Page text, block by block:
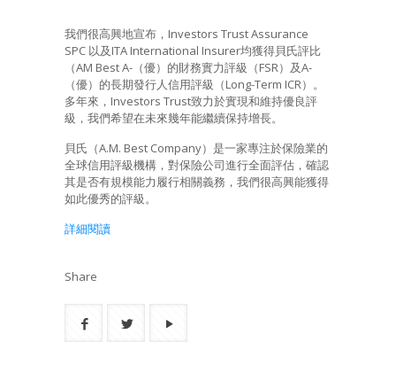
我們很高興地宣布，Investors Trust Assurance
SPC 以及ITA International Insurer均獲得貝氏評比
（AM Best A-（優）的財務實力評級（FSR）及A-
（優）的長期發行人信用評級（Long-Term ICR）。
多年來，Investors Trust致力於實現和維持優良評
級，我們希望在未來幾年能繼續保持增長。
貝氏（A.M. Best Company）是一家專注於保險業的
全球信用評級機構，對保險公司進行全面評估，確認
其是否有規模能力履行相關義務，我們很高興能獲得
如此優秀的評級。
詳細閱讀
Share